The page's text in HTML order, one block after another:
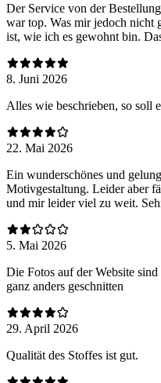
Der Service von der
war top. Was mir jedoch nicht
ist, wie ich es gewohnt bin.
8. Juni 2026
Alles wie beschrieben, so soll
22. Mai 2026
Ein wunderschönes und
Motivgestaltung. Leider aber
und mir leider viel zu weit.
5. Mai 2026
Die Fotos auf der Website
ganz anders geschnitten
29. April 2026
Qualität des Stoffes ist gut.